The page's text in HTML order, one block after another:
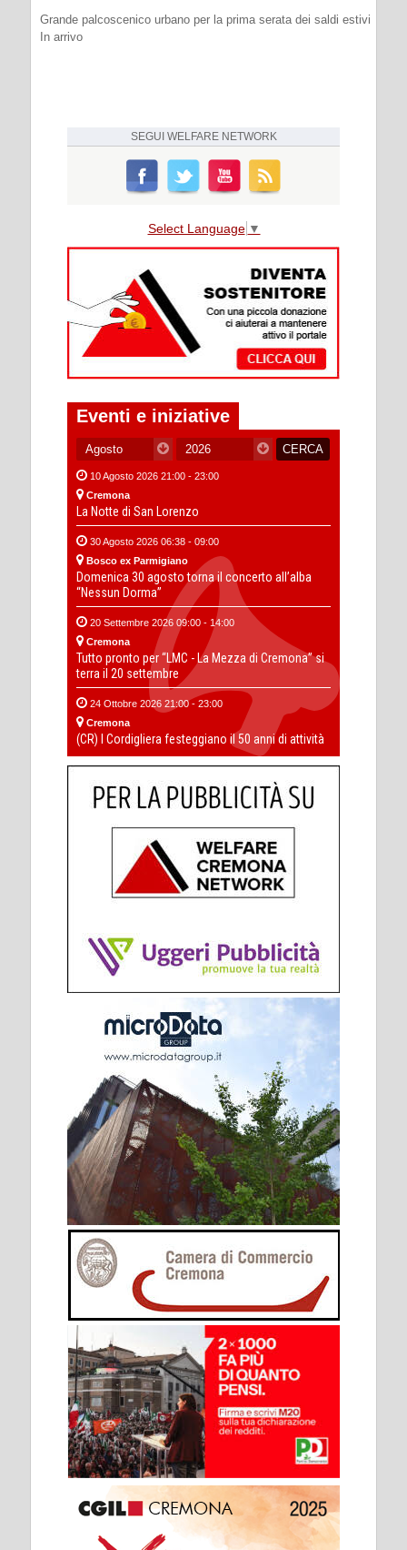
Grande palcoscenico urbano per la prima serata dei saldi estivi
In arrivo
SEGUI WELFARE NETWORK
Select Language ▼
Eventi e iniziative
10 Agosto 2026 21:00 - 23:00
Cremona
La Notte di San Lorenzo
30 Agosto 2026 06:38 - 09:00
Bosco ex Parmigiano
Domenica 30 agosto torna il concerto all’alba
“Nessun Dorma”
20 Settembre 2026 09:00 - 14:00
Cremona
Tutto pronto per “LMC - La Mezza di Cremona” si
terra il 20 settembre
24 Ottobre 2026 21:00 - 23:00
Cremona
(CR) I Cordigliera festeggiano il 50 anni di attività